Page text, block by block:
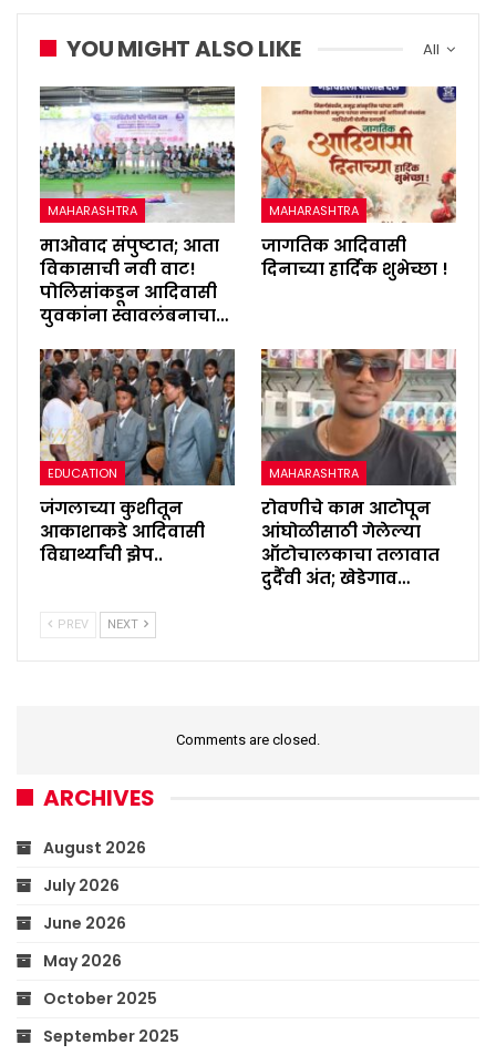
All
YOU MIGHT ALSO LIKE
MAHARASHTRA
माओवाद संपुष्टात; आता
विकासाची नवी वाट!
पोलिसांकडून आदिवासी
युवकांना स्वावलंबनाचा…
MAHARASHTRA
जागतिक आदिवासी
दिनाच्या हार्दिक शुभेच्छा !
EDUCATION
जंगलाच्या कुशीतून
आकाशाकडे आदिवासी
विद्यार्थ्यांची झेप..
MAHARASHTRA
रोवणीचे काम आटोपून
आंघोळीसाठी गेलेल्या
ऑटोचालकाचा तलावात
दुर्दैवी अंत; खेडेगाव…
PREV NEXT
Comments are closed.
ARCHIVES
August 2026
July 2026
June 2026
May 2026
October 2025
September 2025